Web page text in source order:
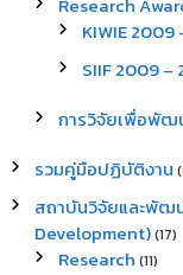
KIWIE 2009
SIIF 2009 –
การวิจัยเพื่อพัฒ
รวมคู่มือปฏิบัติงาน
สถาบันวิจัยและพัฒ
Development)(17)
Research (11)